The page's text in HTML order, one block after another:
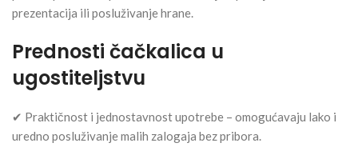
prezentacija ili posluživanje hrane.
Prednosti čačkalica u
ugostiteljstvu
✔ Praktičnost i jednostavnost upotrebe – omogućavaju lako i
uredno posluživanje malih zalogaja bez pribora.